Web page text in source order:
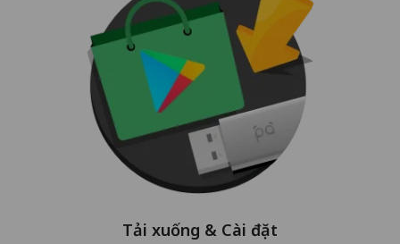
Tải xuống & Cài đặt